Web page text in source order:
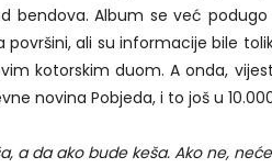
bendova. Album se već
površini, ali su informacije bile
kotorskim duom. A onda,
novina Pobjeda, i to još u
a da ako bude keša. Ako ne,